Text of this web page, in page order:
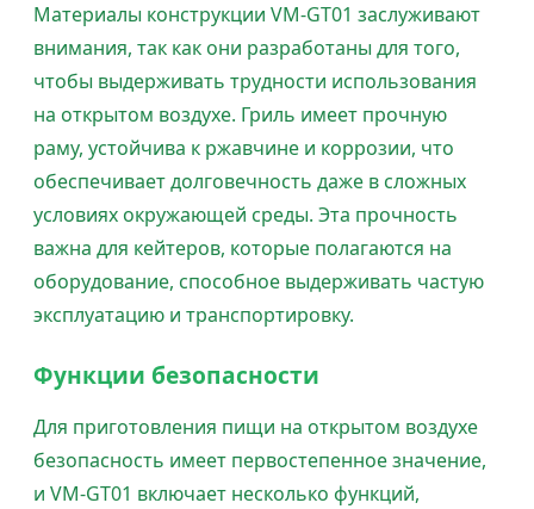
Материалы конструкции VM-GT01 заслуживают
внимания, так как они разработаны для того,
чтобы выдерживать трудности использования
на открытом воздухе. Гриль имеет прочную
раму, устойчива к ржавчине и коррозии, что
обеспечивает долговечность даже в сложных
условиях окружающей среды. Эта прочность
важна для кейтеров, которые полагаются на
оборудование, способное выдерживать частую
эксплуатацию и транспортировку.
Функции безопасности
Для приготовления пищи на открытом воздухе
безопасность имеет первостепенное значение,
и VM-GT01 включает несколько функций,